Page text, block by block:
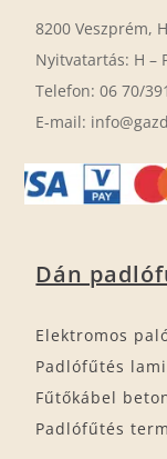
8200 Veszprém,
Nyitvatartás: H –
Telefon: 06 70/
E-mail:
Dán
Elektromos
Padlófűtés
Fűtőkábel
Padlófűtés